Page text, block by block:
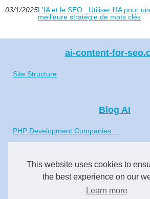
This website uses cookies to
the best experience on our
Learn more
03/1/2025L'IA et le SEO : Utiliser l'IA pour
meilleure stratégie de mots clés
ai-content-for-
Site Structure
Blog AI
PHP Development Companies:...
L'IA et le SEO : Utiliser...